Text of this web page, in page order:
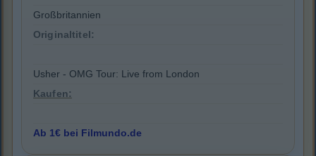
Großbritannien
Originaltitel:
Usher - OMG Tour: Live from London
Kaufen:
Ab 1€ bei Filmundo.de